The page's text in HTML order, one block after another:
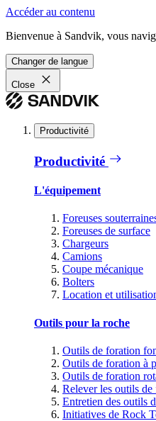
Accéder au contenu
Bienvenue à Sandvik, vous
Changer de langue
Close
Productivité
Productivité
L'équipement
Foreuses
Foreuses de surface
Chargeurs
Camions
Coupe mécanique
Bolters
Location et
Outils pour la roche
Outils de foration
Outils de foration à
Outils de foration
Relever les outils de
Entretien des outils
Initiatives de Rock